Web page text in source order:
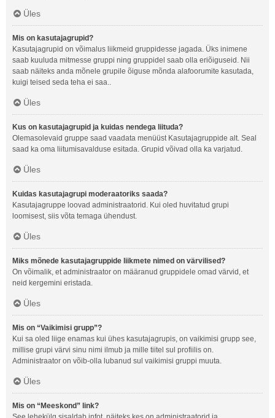
Üles
Mis on kasutajagrupid?
Kasutajagrupid on võimalus liikmeid gruppidesse jagada. Üks inimene
saab kuuluda mitmesse gruppi ning gruppidel saab olla eriõiguseid. Nii
saab näiteks anda mõnele grupile õiguse mõnda alafoorumite kasutada,
kuigi teised seda teha ei saa..
Üles
Kus on kasutajagrupid ja kuidas nendega liituda?
Olemasolevaid gruppe saad vaadata menüüst Kasutajagruppide alt. Seal
saad ka oma liitumisavalduse esitada. Grupid võivad olla ka varjatud.
Üles
Kuidas kasutajagrupi moderaatoriks saada?
Kasutajagruppe loovad administraatorid. Kui oled huvitatud grupi
loomisest, siis võta temaga ühendust.
Üles
Miks mõnede kasutajagruppide liikmete nimed on värvilised?
On võimalik, et administraator on määranud gruppidele omad värvid, et
neid kergemini eristada.
Üles
Mis on “Vaikimisi grupp”?
Kui sa oled liige enamas kui ühes kasutajagrupis, on vaikimisi grupp see,
millise grupi värvi sinu nimi ilmub ja mille tiitel sul profiilis on.
Administraator on võib-olla lubanud sul vaikimisi gruppi muuta.
Üles
Mis on “Meeskond” link?